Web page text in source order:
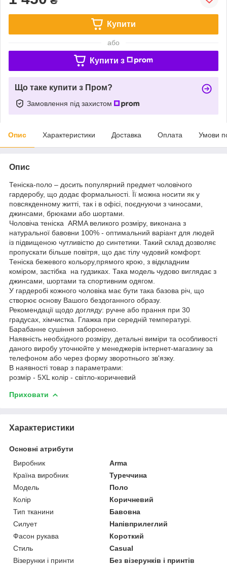
Купити
або
Купити з
Що таке купити з Пром?
Замовлення під захистом
Опис Характеристики Доставка Оплата Умови
Опис
Теніска-поло – досить популярний предмет чоловічого
гардеробу, що додає формальності. Її можна носити як у
повсякденному житті, так і в офісі, поєднуючи з чиносами,
джинсами, брюками або шортами.
Чоловіча теніска ARMA великого розміру, виконана з
натуральної бавовни 100% - оптимальний варіант для людей
із підвищеною чутливістю до синтетики. Такий склад дозволяє
пропускати більше повітря, що дає тілу чудовий комфорт.
Теніска бежевого кольору,прямого крою, з відкладним
коміром, застібка на гудзиках. Така модель чудово виглядає з
джинсами, шортами та спортивним одягом.
У гардеробі кожного чоловіка має бути така базова річ, що
створює основу Вашого бездоганного образу.
Рекомендації щодо догляду: ручне або прання при 30
градусах, хімчистка. Глажка при середній температурі.
Барабанне сушіння заборонено.
Наявність необхідного розміру, детальні виміри та особливості
даного виробу уточнюйте у менеджерів інтернет-магазину за
телефоном або через форму зворотнього зв'язку.
В наявності товар з параметрами:
розмір - 5XL колір - світло-коричневий
Приховати
Характеристики
Основні атрибути
Виробник
Arma
Країна виробник
Туреччина
Модель
Поло
Колір
Коричневий
Тип тканини
Бавовна
Силует
Напівприлеглий
Фасон рукава
Короткий
Стиль
Casual
Візерунки і принти
Без візерунків і принтів